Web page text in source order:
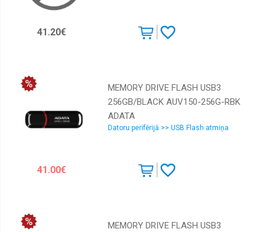
41.20€
MEMORY DRIVE FLASH USB3
256GB/BLACK AUV150-256G-RBK
ADATA
Datoru perifērijā >> USB Flash atmiņa
41.00€
MEMORY DRIVE FLASH USB3